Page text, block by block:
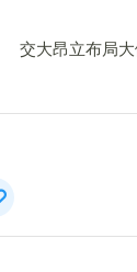
交大昂立布局